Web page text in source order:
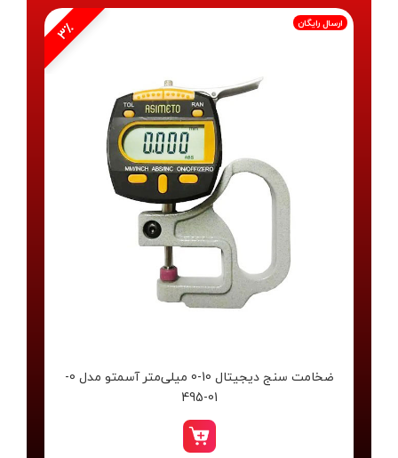
خرید ابزار آسیمتو
محصولات برند آسیمتو از کیفیت بالایی برخوردارند و با قیمت‌های
مناسب عرضه می‌شوند. اگر به دنبال خرید ابزار دقیق آسیمتو هستید،
باید بدانید که این برند یکی از بهترین انتخاب‌ها برای صنعتگران در ایران
است. شرکت آسیمتو، نمایندگی رسمی ابزار اندازه گیری دقیق آسیمتو
را در ایران دارد و انواع کولیس‌ها، میکرومترها، ساعت‌های اندیکاتور و
گیج‌های برو و نرو را به بازار عرضه می‌کند.
آسیمتو در سال ۲۰۰۷ توسط منفرد آیزینگر، مترو‌لاژیست برجسته
آمریکایی و رقابت تولید آسیایی، توانسته است محصولات با کارایی بالا
ASME و ISO17025 تولید می‌شوند و همه محصولات دارای گواهی
کالیبراسیون هستند. از محصولات برجسته این شرکت می‌توان به خط
ارسال رایگان 3٪
ضخامت سنج دیجیتال 10-0 میلی‌متر آسمتو مدل 0-
01-495